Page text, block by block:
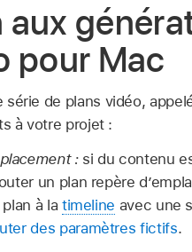
pour Mac
de plans vidéo,
à votre projet :
:si du contenu
un plan repère
à la timeline avec une
des paramètres fictifs.